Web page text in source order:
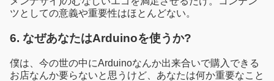
ツとしての意義や重要性はほとんどない。
6. なぜあなたはArduinoを使うか?
僕は、今の世の中にArduinoなんか出来合いで購入できる
お店なんか要らないと思うけど、あなたは何か重要なこと